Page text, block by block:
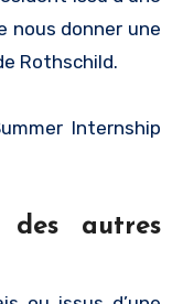
nous donner une
Rothschild.
Internship
autres